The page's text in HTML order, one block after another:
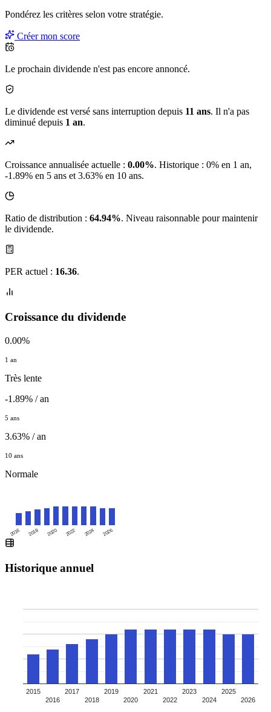
Pondérez les critères selon votre stratégie.
Créer mon score
Le prochain dividende n'est pas encore annoncé.
Le dividende est versé sans interruption depuis 11 ans. Il n'a pas
diminué depuis 1 an.
Croissance annualisée actuelle : 0.00%. Historique : 0% en 1 an,
-1.89% en 5 ans et 3.63% en 10 ans.
Ratio de distribution : 64.94%. Niveau raisonnable pour maintenir
le dividende.
PER actuel : 16.36.
Croissance du dividende
0.00%
1 an
Très lente
-1.89% / an
5 ans
3.63% / an
10 ans
Normale
2016 2018 2020 2022 2024 2026
Historique annuel
2015
2016
2017
2018
2019
2020
2021
2022
2023
2024
2025
2026